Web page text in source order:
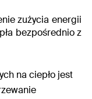
zużycia energii
bezpośrednio z
na ciepło jest